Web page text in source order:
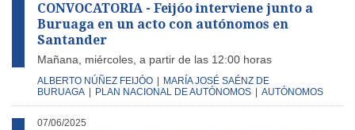
CONVOCATORIA - Feijóo interviene junto a
Buruaga en un acto con autónomos en
Santander
Mañana, miércoles, a partir de las 12:00 horas
ALBERTO NÚÑEZ FEIJÓO
MARÍA JOSÉ SAÉNZ DE
BURUAGA
PLAN NACIONAL DE AUTÓNOMOS AUTÓNOMOS
07/06/2025